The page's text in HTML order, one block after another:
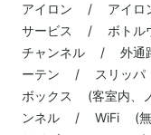
アイロン / アイロ
サービス / ボトル
チャンネル / 外
ーテン / スリッ
ボックス (客室内、
ンネル / WiFi (